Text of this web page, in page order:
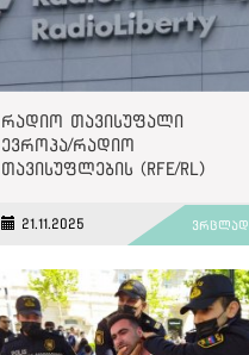
რადიო თავისუფალი
ევროპა/რადიო
თავისუფლების (RFE/RL)
მუშაობა შეწყვიტა
21.11.2025 ვრცლად